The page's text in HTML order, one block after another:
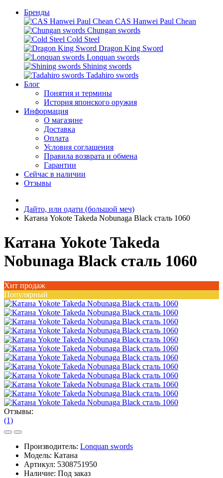
Бренды
CAS Hanwei Paul Chean
Chungan swords
Cold Steel
Dragon King Sword
Lonquan swords
Shining swords
Tadahiro swords
Блог
Понятия и термины
История японского оружия
Информация
О магазине
Доставка
Оплата
Условия соглашения
Правила возврата и обмена
Гарантии
Сейчас в наличии
Отзывы
Дайто, или одати (большой меч)
Катана Yokote Takeda Nobunaga Black сталь 1060
Катана Yokote Takeda
Nobunaga Black сталь 1060
Хит продаж
Популярный
Отзывы:
(1)
Производитель: Lonquan swords
Модель: Катана
Артикул: 5308751950
Наличие: Под заказ